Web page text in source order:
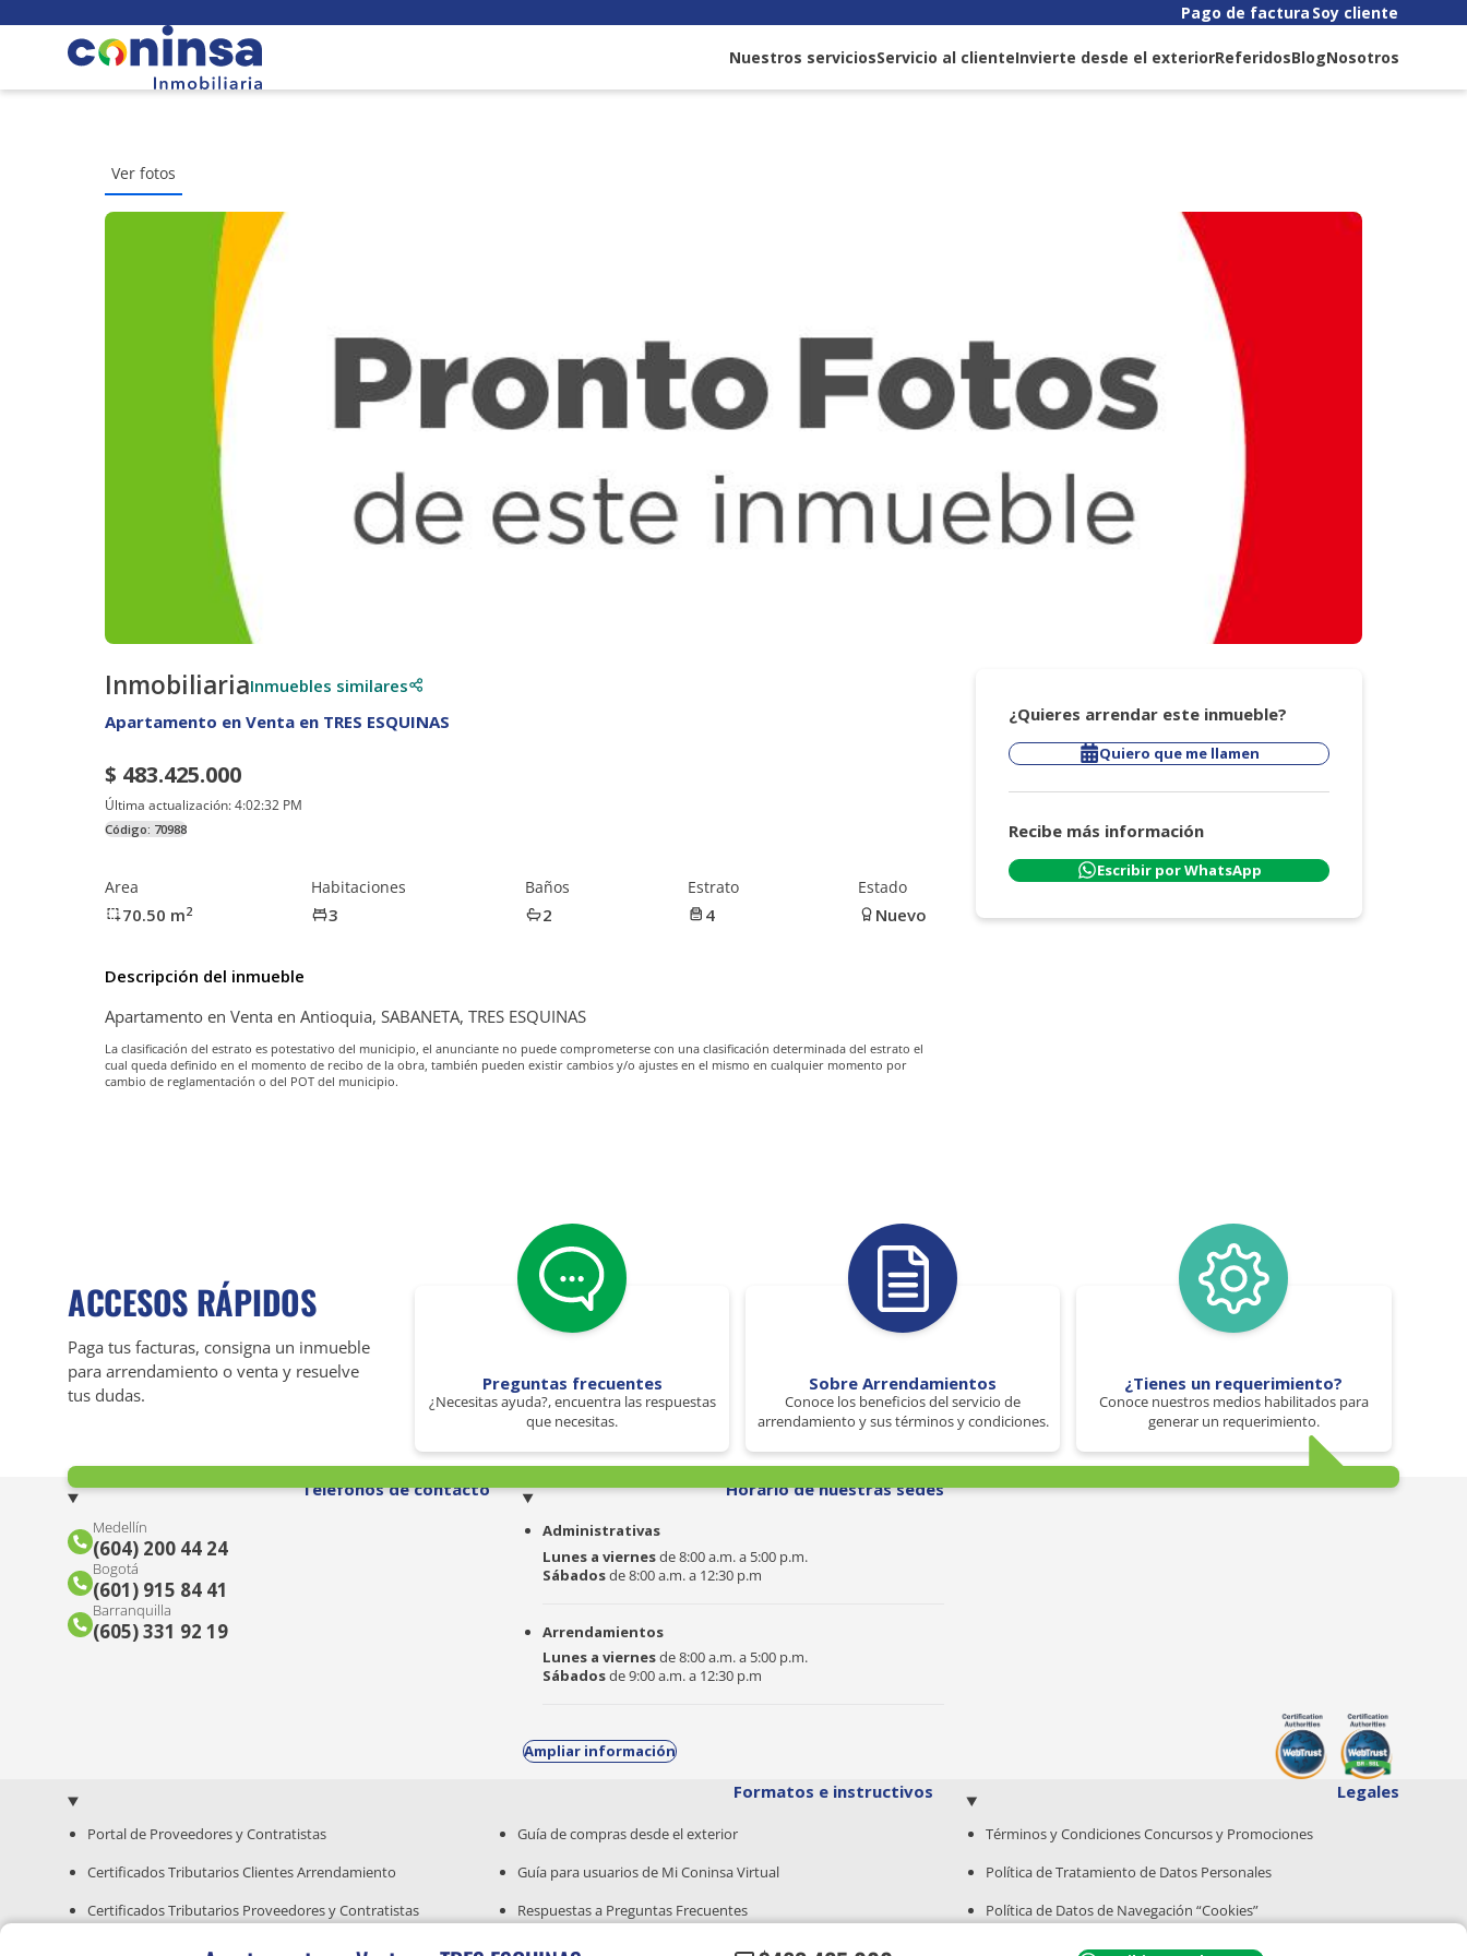
Pago de factura Soy cliente
Nuestros serviciosServicio al clienteInvierte desde el exteriorReferidosBlogNosotros
Ver fotos
InmobiliariaInmuebles similares
Apartamento en Venta en TRES ESQUINAS
$ 483.425.000
Última actualización:4:02:32 PM
Código: 70988
Area
70.50 m2
Habitaciones
3
Baños
2
Estrato
4
Estado
Nuevo
Descripción del inmueble
Apartamento en Venta en Antioquia, SABANETA, TRES ESQUINAS
La clasificación del estrato es potestativo del municipio, el anunciante no puede comprometerse con una clasificación determinada del estrato el
cual queda definido en el momento de recibo de la obra, también pueden existir cambios y/o ajustes en el mismo en cualquier momento por
cambio de reglamentación o del POT del municipio.
¿Quieres arrendar este inmueble?
Quiero que me llamen
Recibe más información
Escribir por WhatsApp
ACCESOS RÁPIDOS
Paga tus facturas, consigna un inmueble
para arrendamiento o venta y resuelve
tus dudas.
Preguntas frecuentes
¿Necesitas ayuda?, encuentra las respuestas
que necesitas.
Sobre Arrendamientos
Conoce los beneficios del servicio de
arrendamiento y sus términos y condiciones.
¿Tienes un requerimiento?
Conoce nuestros medios habilitados para
generar un requerimiento.
Teléfonos de contacto
Medellín
(604) 200 44 24
Bogotá
(601) 915 84 41
Barranquilla
(605) 331 92 19
Horario de nuestras sedes
Administrativas
Lunes a viernesde 8:00 a.m. a 5:00 p.m.
Sábadosde 8:00 a.m. a 12:30 p.m
Arrendamientos
Lunes a viernesde 8:00 a.m. a 5:00 p.m.
Sábadosde 9:00 a.m. a 12:30 p.m
Ampliar información
Formatos e instructivos
Portal de Proveedores y Contratistas
Certificados Tributarios Clientes Arrendamiento
Certificados Tributarios Proveedores y Contratistas
Guía para Compra de Inmuebles Nuevos
Guía de compras desde el exterior
Guía para usuarios de Mi Coninsa Virtual
Respuestas a Preguntas Frecuentes
Legales
Términos y Condiciones Concursos y Promociones
Política de Tratamiento de Datos Personales
Política de Datos de Navegación “Cookies”